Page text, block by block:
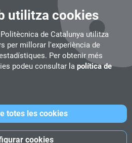
utilitza cookies
de Catalunya utilitza
per millorar l'experiència de
Per obtenir més
podeu consultar la política de
cookies
totes les cookies
33, 08222 Terrassa
School